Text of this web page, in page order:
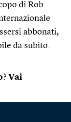
di Rob
abbonati,
da subito.
? Vai